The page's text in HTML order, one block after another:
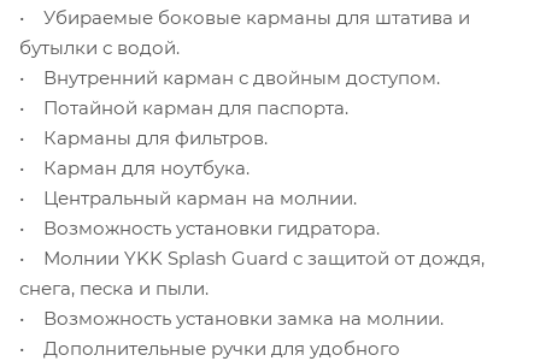
• Убираемые боковые карманы для штатива и
бутылки с водой.
• Внутренний карман с двойным доступом.
• Потайной карман для паспорта.
• Карманы для фильтров.
• Карман для ноутбука.
• Центральный карман на молнии.
• Возможность установки гидратора.
• Молнии YKK Splash Guard с защитой от дождя,
снега, песка и пыли.
• Возможность установки замка на молнии.
• Дополнительные ручки для удобного